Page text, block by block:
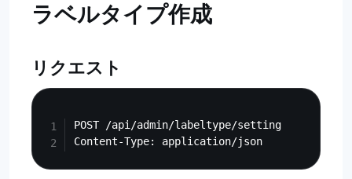
ラベルタイプ作成
リクエスト
POST /api/admin/labeltype/setting